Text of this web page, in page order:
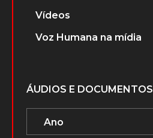
Vídeos
Voz Humana na mídia
ÁUDIOS E DOCUMENTOS